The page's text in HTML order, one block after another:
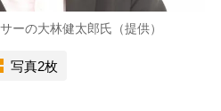
ーの大林健太郎氏（提供）
写真2枚